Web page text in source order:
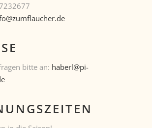
bitte an: haberl@pi-